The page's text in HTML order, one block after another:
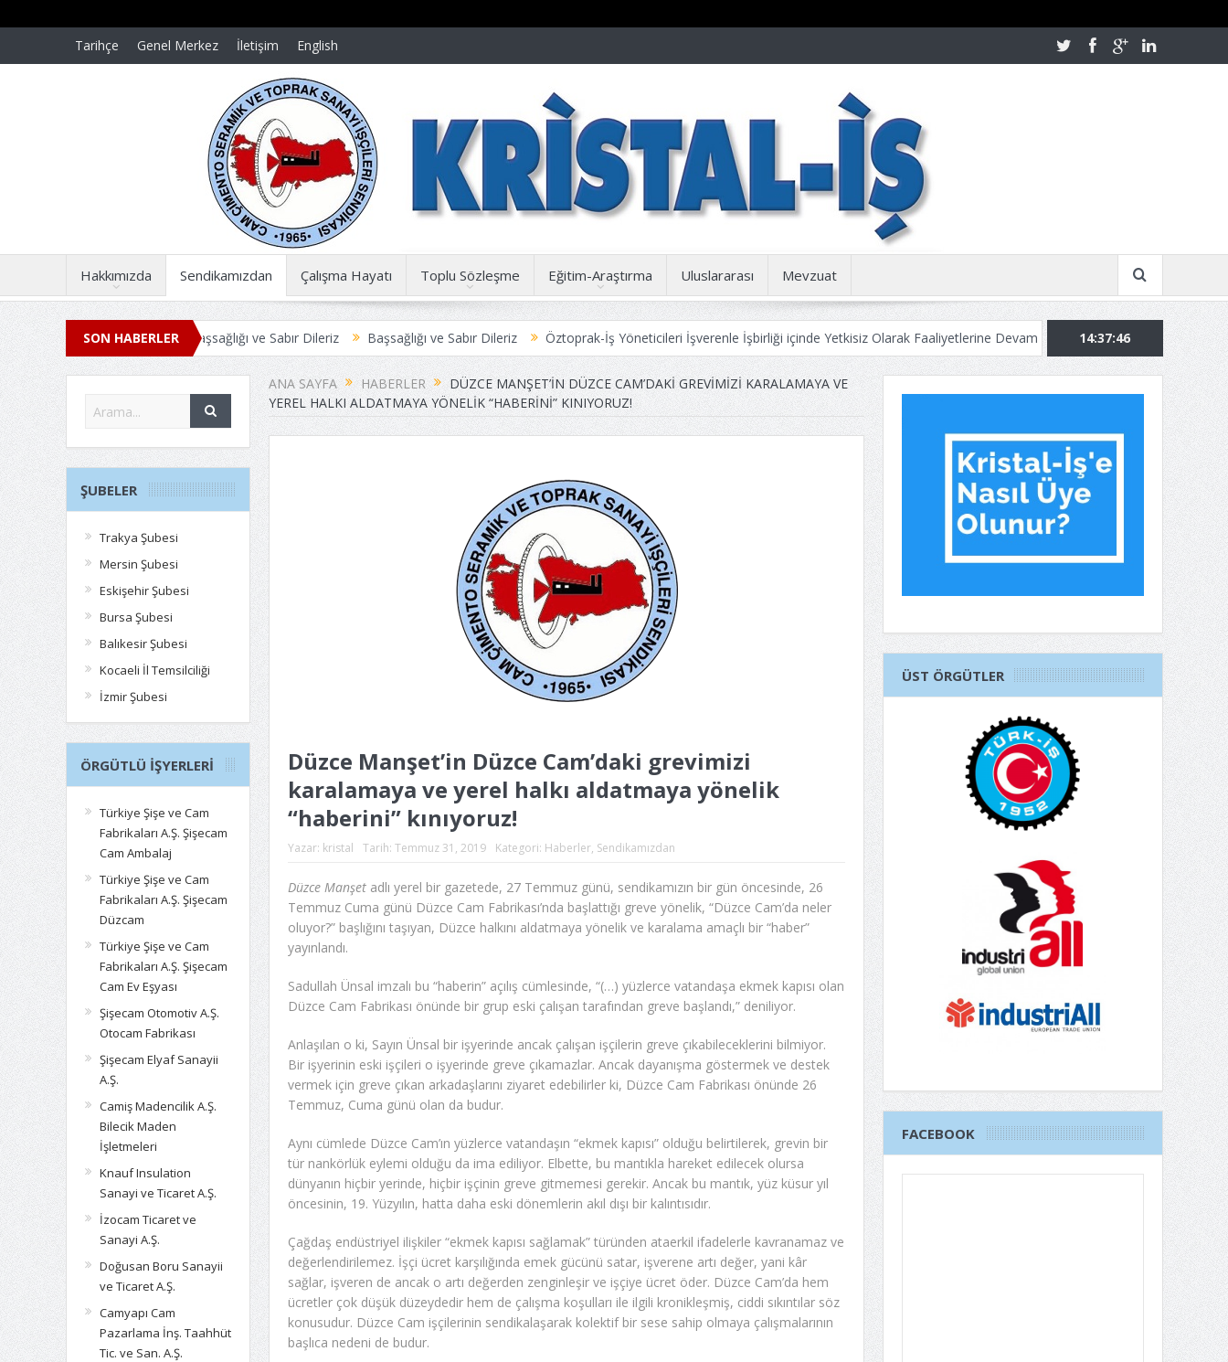
Tarihçe Genel Merkez İletişim English
Hakkımızda Sendikamızdan Çalışma Hayatı Toplu Sözleşme Eğitim-Araştırma Uluslararası Mevzuat
SON HABERLER
dün gibi taze Başsağlığı ve Sabır Dileriz Başsağlığı ve Sabır Dileriz Öztoprak-İş Yöneticileri İşverenle İşbirliği içinde Yetkisiz Olarak Faaliyetlerine Devam Ediyor!
Kurban Bayramınızı Tebrik
ANLAŞMAYLA SONUÇLANDI
Üyelerimize Duyuru
14:37:47
ANA SAYFA HABERLER
DÜZCE MANŞET’IN DÜZCE CAM’DAKI GREVIMIZI KARALAMAYA VE
YEREL HALKI ALDATMAYA YÖNELIK “HABERINI” KINIYORUZ!
Düzce Manşet’in Düzce Cam’daki grevimizi
karalamaya ve yerel halkı aldatmaya yönelik
“haberini” kınıyoruz!
Yazar: kristal Tarih: Temmuz 31, 2019 Kategori: Haberler, Sendikamızdan
Düzce Manşetadlı yerel bir gazetede, 27 Temmuz günü, sendikamızın bir gün öncesinde, 26
Temmuz Cuma günü Düzce Cam Fabrikası’nda başlattığı greve yönelik, “Düzce Cam’da neler
oluyor?” başlığını taşıyan, Düzce halkını aldatmaya yönelik ve karalama amaçlı bir “haber”
yayınlandı.
Sadullah Ünsal imzalı bu “haberin” açılış cümlesinde, “(…) yüzlerce vatandaşa ekmek kapısı olan
Düzce Cam Fabrikası önünde bir grup eski çalışan tarafından greve başlandı,” deniliyor.
Anlaşılan o ki, Sayın Ünsal bir işyerinde ancak çalışan işçilerin greve çıkabileceklerini bilmiyor.
Bir işyerinin eski işçileri o işyerinde greve çıkamazlar. Ancak dayanışma göstermek ve destek
vermek için greve çıkan arkadaşlarını ziyaret edebilirler ki, Düzce Cam Fabrikası önünde 26
Temmuz, Cuma günü olan da budur.
Aynı cümlede Düzce Cam’ın yüzlerce vatandaşın “ekmek kapısı” olduğu belirtilerek, grevin bir
tür nankörlük eylemi olduğu da ima ediliyor. Elbette, bu mantıkla hareket edilecek olursa
dünyanın hiçbir yerinde, hiçbir işçinin greve gitmemesi gerekir. Ancak bu mantık, yüz küsur yıl
öncesinin, 19. Yüzyılın, hatta daha eski dönemlerin akıl dışı bir kalıntısıdır.
Çağdaş endüstriyel ilişkiler “ekmek kapısı sağlamak” türünden ataerkil ifadelerle kavranamaz ve
değerlendirilemez. İşçi ücret karşılığında emek gücünü satar, işverene artı değer, yani kâr
sağlar, işveren de ancak o artı değerden zenginleşir ve işçiye ücret öder. Düzce Cam’da hem
ücretler çok düşük düzeydedir hem de çalışma koşulları ile ilgili kronikleşmiş, ciddi sıkıntılar söz
konusudur. Düzce Cam işçilerinin sendikalaşarak kolektif bir sese sahip olmaya çalışmalarının
başlıca nedeni de budur.
ŞUBELER
Trakya Şubesi
Mersin Şubesi
Eskişehir Şubesi
Bursa Şubesi
Balıkesir Şubesi
Kocaeli İl Temsilciliği
İzmir Şubesi
ÖRGÜTLÜ İŞYERLERI
Türkiye Şişe ve Cam
Fabrikaları A.Ş. Şişecam
Cam Ambalaj
Türkiye Şişe ve Cam
Fabrikaları A.Ş. Şişecam
Düzcam
Türkiye Şişe ve Cam
Fabrikaları A.Ş. Şişecam
Cam Ev Eşyası
Şişecam Otomotiv A.Ş.
Otocam Fabrikası
Şişecam Elyaf Sanayii
A.Ş.
Camiş Madencilik A.Ş.
Bilecik Maden
İşletmeleri
Knauf Insulation
Sanayi ve Ticaret A.Ş.
İzocam Ticaret ve
Sanayi A.Ş.
Doğusan Boru Sanayii
ve Ticaret A.Ş.
Camyapı Cam
Pazarlama İnş. Taahhüt
Tic. ve San. A.Ş.
ÜST ÖRGÜTLER
FACEBOOK